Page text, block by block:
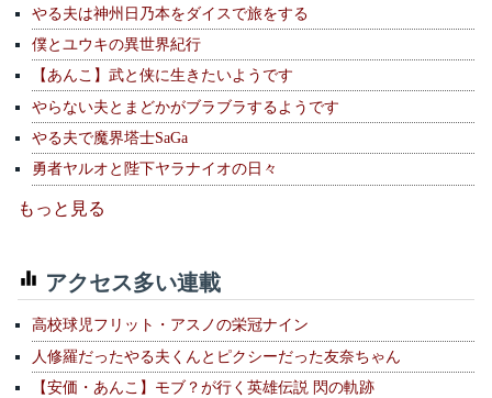
やる夫は神州日乃本をダイスで旅をする
僕とユウキの異世界紀行
【あんこ】武と侠に生きたいようです
やらない夫とまどかがブラブラするようです
やる夫で魔界塔士SaGa
勇者ヤルオと陛下ヤラナイオの日々
もっと見る
アクセス多い連載
高校球児フリット・アスノの栄冠ナイン
人修羅だったやる夫くんとピクシーだった友奈ちゃん
【安価・あんこ】モブ？が行く英雄伝説 閃の軌跡